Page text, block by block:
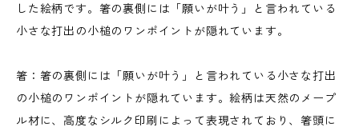
した絵柄です。箸の裏側には「願いが叶う」と言われている
小さな打出の小槌のワンポイントが隠れています。
箸：箸の裏側には「願いが叶う」と言われている小さな打出
の小槌のワンポイントが隠れています。絵柄は天然のメープ
ル材に、高度なシルク印刷によって表現されており、箸頭に